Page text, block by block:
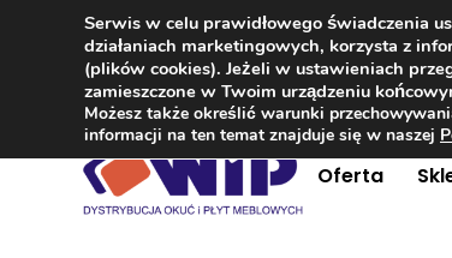
Kontakt +48 504 181 848
Oferta
Serwis w celu prawidłowego świadczenia
działaniach marketingowych, korzysta z
(plików cookies). Jeżeli w ustawieniach
zamieszczone w Twoim urządzeniu
Możesz także określić warunki
informacji na ten temat znajduje się w naszej